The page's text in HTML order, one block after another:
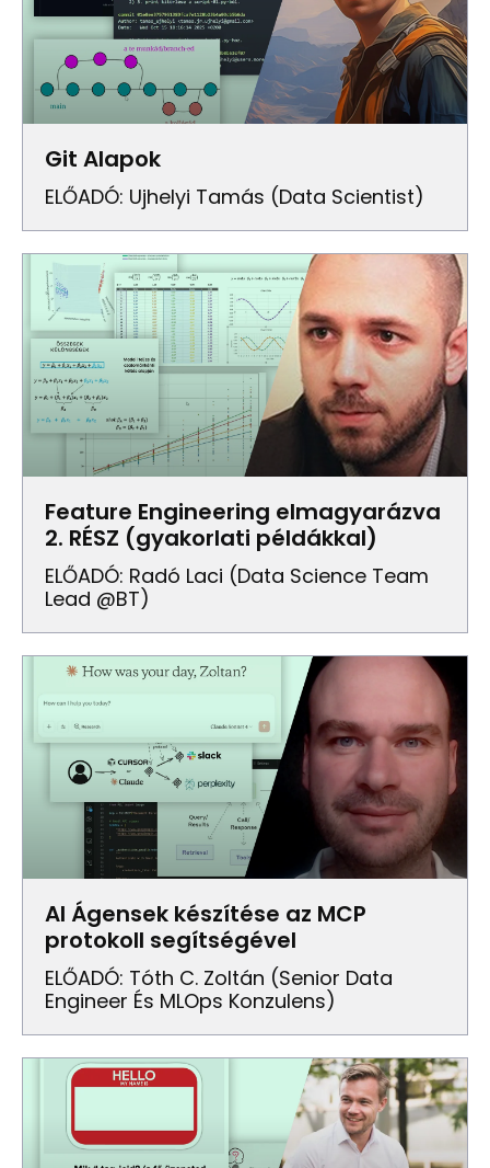
Git Alapok
ELŐADÓ: Ujhelyi Tamás (Data Scientist)
Feature Engineering elmagyarázva
2. RÉSZ (gyakorlati példákkal)
ELŐADÓ: Radó Laci (data Science Team
Lead @BT)
AI Ágensek készítése az MCP
protokoll segítségével
ELŐADÓ: Tóth C. Zoltán (senior Data
Engineer És MLOps Konzulens)